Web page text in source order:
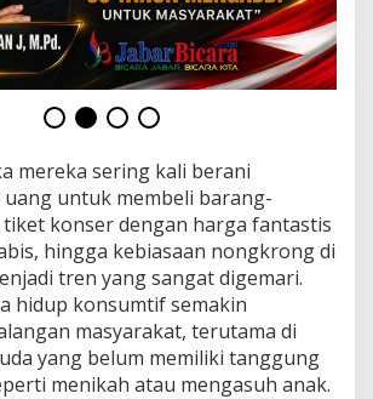
mereka sering kali berani
untuk membeli barang-
konser dengan harga fantastis
hingga kebiasaan nongkrong di
tren yang sangat digemari.
hidup konsumtif semakin
masyarakat, terutama di
yang belum memiliki tanggung
menikah atau mengasuh anak.